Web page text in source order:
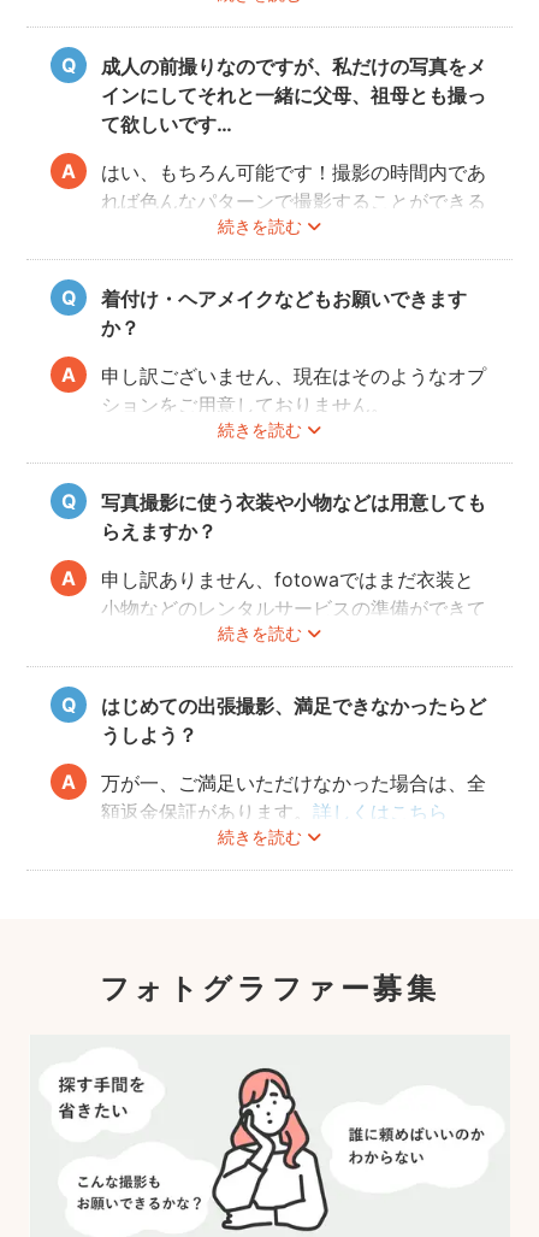
ださい。
成人の前撮りなのですが、私だけの写真をメ
インにしてそれと一緒に父母、祖母とも撮っ
て欲しいです…
続きを読む
はい、もちろん可能です！撮影の時間内であ
れば色んなパターンで撮影することができる
ので、ぜひフォトグラファーさんに相談して
みてくださいね。
着付け・ヘアメイクなどもお願いできます
か？
続きを読む
申し訳ございません、現在はそのようなオプ
ションをご用意しておりません。
写真撮影に使う衣装や小物などは用意しても
らえますか？
続きを読む
申し訳ありません、fotowaではまだ衣装と
小物などのレンタルサービスの準備ができて
おりませんので、お客様ご自身にご用意をお
願いしております。
はじめての出張撮影、満足できなかったらど
うしよう？
続きを読む
万が一、ご満足いただけなかった場合は、全
額返金保証があります。詳しくはこちら
フォトグラファー募集